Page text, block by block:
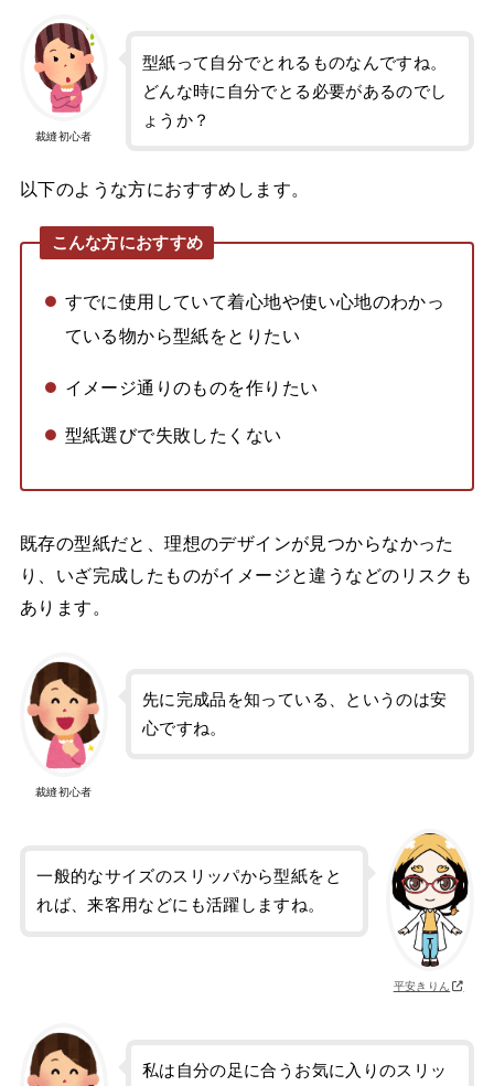
裁縫初心者
型紙って自分でとれるものなんですね。
どんな時に自分でとる必要があるのでし
ょうか？
以下のような方におすすめします。
こんな方におすすめ
すでに使用していて着心地や使い心地のわかっ
ている物から型紙をとりたい
イメージ通りのものを作りたい
型紙選びで失敗したくない
既存の型紙だと、理想のデザインが見つからなかった
り、いざ完成したものがイメージと違うなどのリスクも
あります。
裁縫初心者
先に完成品を知っている、というのは安
心ですね。
平安きりん
一般的なサイズのスリッパから型紙をと
れば、来客用などにも活躍しますね。
私は自分の足に合うお気に入りのスリッ